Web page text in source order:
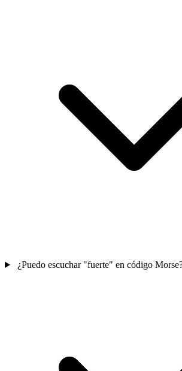
¿Puedo escuchar "fuerte" en código